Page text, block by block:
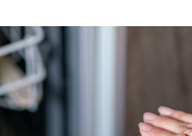
Borcamda Muzlu Pasta